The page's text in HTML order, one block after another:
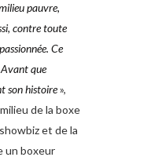
pauvre,
contre toute
Ce
que
sonhistoire»,
de la boxe
et de la
un boxeur